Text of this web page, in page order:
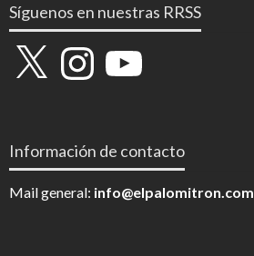
Síguenos en nuestras RRSS
X InstagramYouTube
Información de contacto
Mail general: info@elpalomitron.com